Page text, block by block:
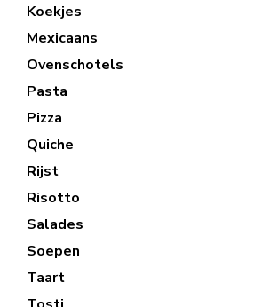
Koekjes
Mexicaans
Ovenschotels
Pasta
Pizza
Quiche
Rijst
Risotto
Salades
Soepen
Taart